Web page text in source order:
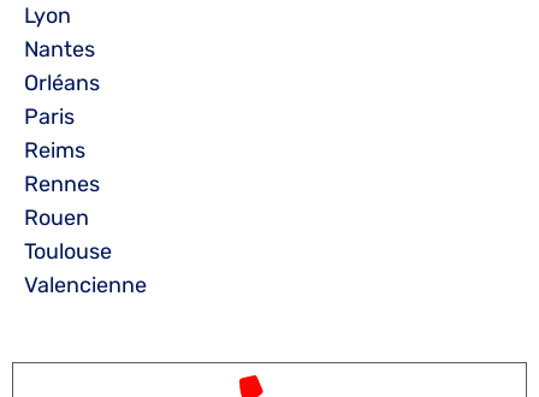
Lyon
Nantes
Orléans
Paris
Reims
Rennes
Rouen
Toulouse
Valencienne